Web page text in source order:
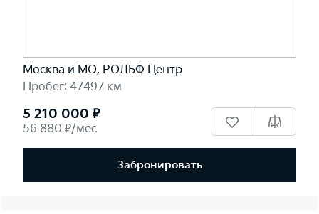
Москва и МО, РОЛЬФ Центр
Пробег: 47497 км
5 210 000 ₽
56 880 ₽/мес
Забронировать